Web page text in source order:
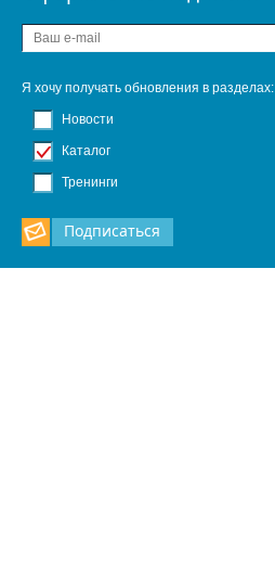
Я хочу получать обновления в разделах:
Новости
Каталог
Тренинги
Подписаться